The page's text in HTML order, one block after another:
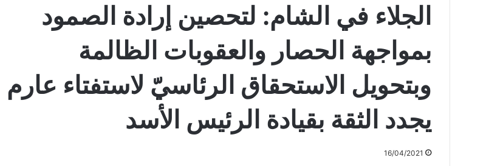
الجلاء في الشام: لتحصين إرادة الصمود
بمواجهة الحصار والعقوبات الظالمة
وبتحويل الاستحقاق الرئاسيّ لاستفتاء عارم
يجدد الثقة بقيادة الرئيس الأسد
16/04/2021